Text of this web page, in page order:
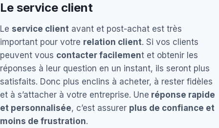
Le service client
Le service client avant et post-achat est très
important pour votre relation client. Si vos clients
peuvent vous contacter facilement et obtenir les
réponses à leur question en un instant, ils seront plus
satisfaits. Donc plus enclins à acheter, à rester fidèles
et à s’attacher à votre entreprise. Une réponse rapide
et personnalisée, c’est assurer plus de confiance et
moins de frustration.